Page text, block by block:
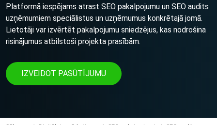
Platformā iespējams atrast SEO pakalpojumu un SEO audits
uzņēmumiem speciālistus un uzņēmumus konkrētajā jomā.
Lietotāji var izvērtēt pakalpojumu sniedzējus, kas nodrošina
risinājumus atbilstoši projekta prasībām.
IZVEIDOT PASŪTĪJUMU